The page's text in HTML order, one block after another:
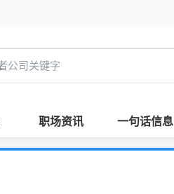
职场资讯 一句话信息